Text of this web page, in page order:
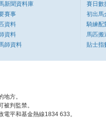
新聞資料庫
賽事
資料
資料
師資料
賽日數
初出馬
騎練配
馬匹搬
貼士指
方。
判監禁。
平和基金熱線1834 633。